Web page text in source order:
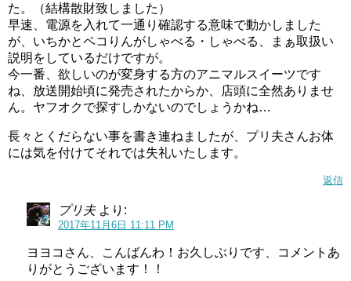
た。（結構散財致しました）
早速、電源を入れて一通り確認する意味で動かしました
が、いちかとペコりんがしゃべる・しゃべる、まぁ取扱い
説明をしているだけですが。
今一番、欲しいのが変身する方のアニマルスイーツです
ね、放送開始頃に発売されたからか、店頭に全然ありませ
ん。ヤフオクで探すしかないのでしょうかね…
長々とくだらない事を書き連ねましたが、プリ夫さんお体
には気を付けてそれでは失礼いたします。
返信
プリ夫 より:
2017年11月6日 11:11 PM
ヨヨコさん、こんばんわ！お久しぶりです、コメントあ
りがとうございます！！